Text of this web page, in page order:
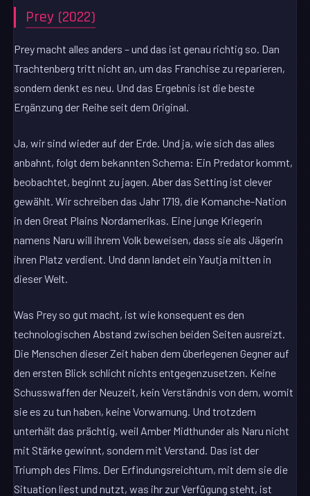
Prey (2022)
Prey macht alles anders – und das ist genau richtig so. Dan
Trachtenberg tritt nicht an, um das Franchise zu reparieren,
sondern denkt es neu. Und das Ergebnis ist die beste
Ergänzung der Reihe seit dem Original.
Ja, wir sind wieder auf der Erde. Und ja, wie sich das alles
anbahnt, folgt dem bekannten Schema: Ein Predator kommt,
beobachtet, beginnt zu jagen. Aber das Setting ist clever
gewählt. Wir schreiben das Jahr 1719, die Komanche-Nation
in den Great Plains Nordamerikas. Eine junge Kriegerin
namens Naru will ihrem Volk beweisen, dass sie als Jägerin
ihren Platz verdient. Und dann landet ein Yautja mitten in
dieser Welt.
Was Prey so gut macht, ist wie konsequent es den
technologischen Abstand zwischen beiden Seiten ausreizt.
Die Menschen dieser Zeit haben dem überlegenen Gegner auf
den ersten Blick schlicht nichts entgegenzusetzen. Keine
Schusswaffen der Neuzeit, kein Verständnis von dem, womit
sie es zu tun haben, keine Vorwarnung. Und trotzdem
unterhält das prächtig, weil Amber Midthunder als Naru nicht
mit Stärke gewinnt, sondern mit Verstand. Das ist der
Triumph des Films. Der Erfindungsreichtum, mit dem sie die
Situation liest und nutzt, was ihr zur Verfügung steht, ist